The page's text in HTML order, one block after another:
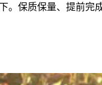
。保质保量、提前完